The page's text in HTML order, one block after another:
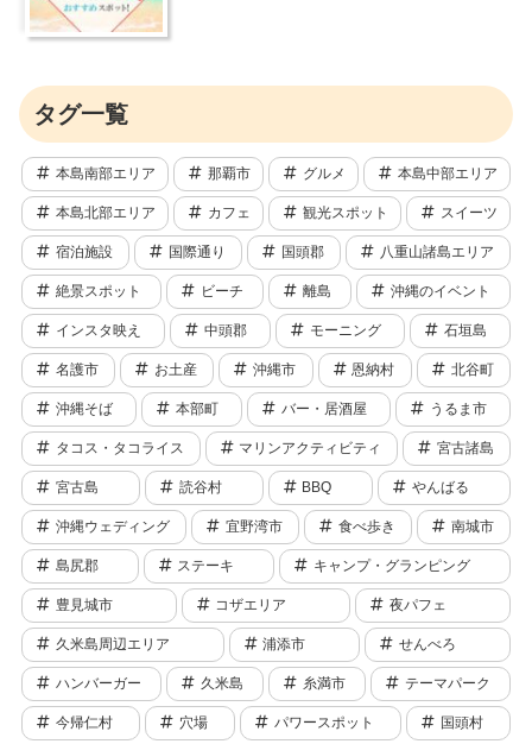
タグ一覧
本島南部エリア 那覇市 グルメ 本島中部エリア
本島北部エリア カフェ 観光スポット スイーツ
宿泊施設 国際通り 国頭郡 八重山諸島エリア
絶景スポット ビーチ 離島 沖縄のイベント
インスタ映え 中頭郡 モーニング 石垣島
名護市 お土産 沖縄市 恩納村 北谷町
沖縄そば 本部町 バー・居酒屋 うるま市
タコス・タコライス マリンアクティビティ 宮古諸島
宮古島 読谷村 BBQ やんばる
沖縄ウェディング 宜野湾市 食べ歩き 南城市
島尻郡 ステーキ キャンプ・グランピング
豊見城市 コザエリア 夜パフェ
久米島周辺エリア 浦添市 せんべろ
ハンバーガー 久米島 糸満市 テーマパーク
今帰仁村 穴場 パワースポット 国頭村